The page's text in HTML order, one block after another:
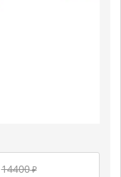
14400₽